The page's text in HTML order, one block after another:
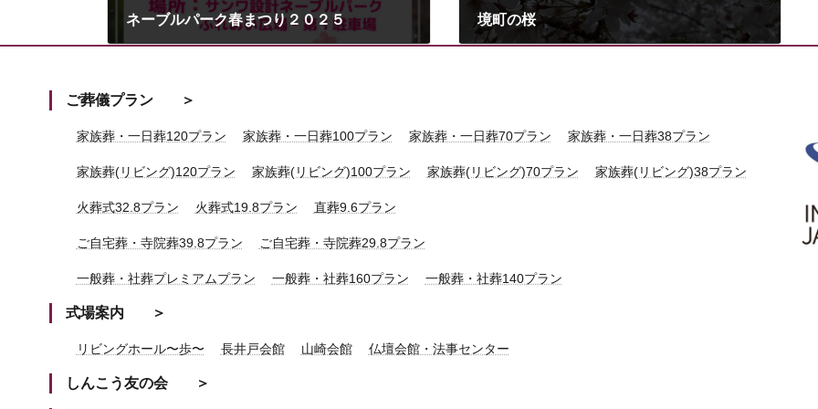
ネーブルパーク春まつり２０２５ 境町の桜
ご葬儀プラン
家族葬・一日葬120プラン 家族葬・一日葬100プラン 家族葬・一日葬70プラン 家族葬・一日葬38プラン
家族葬(リビング)120プラン 家族葬(リビング)100プラン 家族葬(リビング)70プラン 家族葬(リビング)38プラン
火葬式32.8プラン 火葬式19.8プラン 直葬9.6プラン
ご自宅葬・寺院葬39.8プラン ご自宅葬・寺院葬29.8プラン
一般葬・社葬プレミアムプラン 一般葬・社葬160プラン 一般葬・社葬140プラン
式場案内
リビングホール〜歩〜 長井戸会館 山崎会館 仏壇会館・法事センター
しんこう友の会